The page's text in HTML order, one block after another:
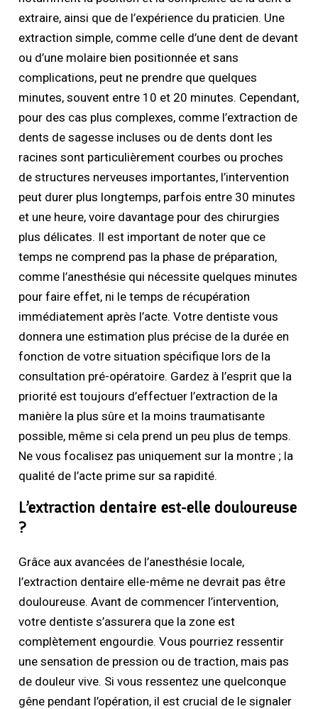
extraire, ainsi que de l’expérience du praticien. Une
extraction simple, comme celle d’une dent de devant
ou d’une molaire bien positionnée et sans
complications, peut ne prendre que quelques
minutes, souvent entre 10 et 20 minutes. Cependant,
pour des cas plus complexes, comme l’extraction de
dents de sagesse incluses ou de dents dont les
racines sont particulièrement courbes ou proches
de structures nerveuses importantes, l’intervention
peut durer plus longtemps, parfois entre 30 minutes
et une heure, voire davantage pour des chirurgies
plus délicates. Il est important de noter que ce
temps ne comprend pas la phase de préparation,
comme l’anesthésie qui nécessite quelques minutes
pour faire effet, ni le temps de récupération
immédiatement après l’acte. Votre dentiste vous
donnera une estimation plus précise de la durée en
fonction de votre situation spécifique lors de la
consultation pré-opératoire. Gardez à l’esprit que la
priorité est toujours d’effectuer l’extraction de la
manière la plus sûre et la moins traumatisante
possible, même si cela prend un peu plus de temps.
Ne vous focalisez pas uniquement sur la montre ; la
qualité de l’acte prime sur sa rapidité.
L’extraction dentaire est-elle douloureuse
?
Grâce aux avancées de l’anesthésie locale,
l’extraction dentaire elle-même ne devrait pas être
douloureuse. Avant de commencer l’intervention,
votre dentiste s’assurera que la zone est
complètement engourdie. Vous pourriez ressentir
une sensation de pression ou de traction, mais pas
de douleur vive. Si vous ressentez une quelconque
gêne pendant l’opération, il est crucial de le signaler